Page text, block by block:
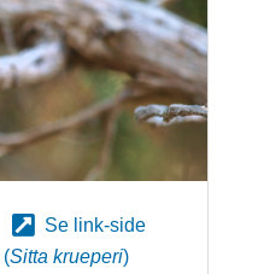
Se link-side
(Sitta krueperi)